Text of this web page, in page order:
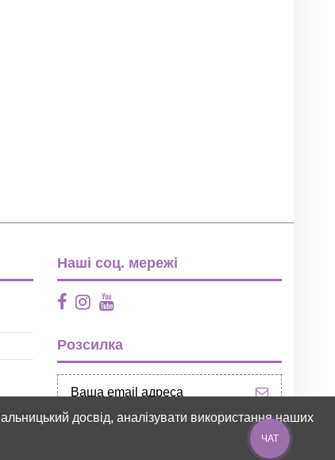
Наші соц. мережі
Розсилка
досвід, аналізувати використання наших
ЧАТ